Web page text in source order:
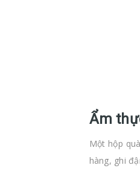
Ẩm
Một hộp
hàng, ghi